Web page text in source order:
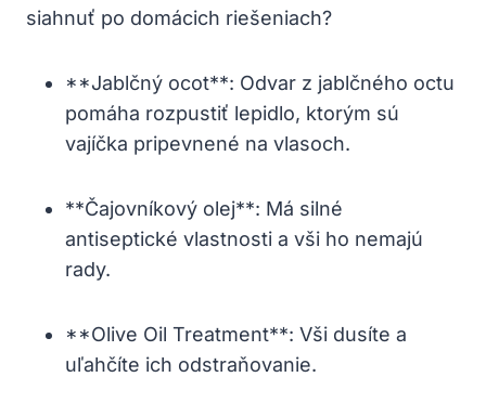
siahnuť po domácich riešeniach?
**Jablčný ocot**: Odvar z jablčného octu
pomáha rozpustiť lepidlo, ktorým sú
vajíčka pripevnené na vlasoch.
**Čajovníkový olej**: Má silné
antiseptické vlastnosti a vši ho nemajú
rady.
**Olive Oil Treatment**: Vši dusíte a
uľahčíte ich odstraňovanie.